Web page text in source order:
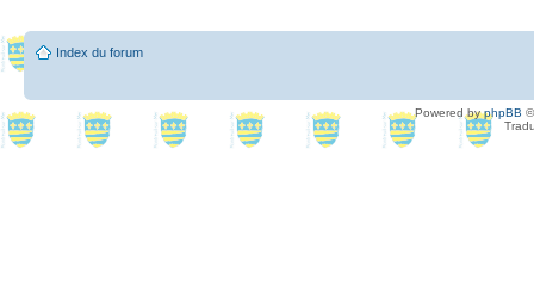
Index du forum
Powered byphpBB